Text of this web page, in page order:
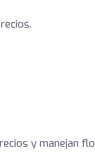
y manejan